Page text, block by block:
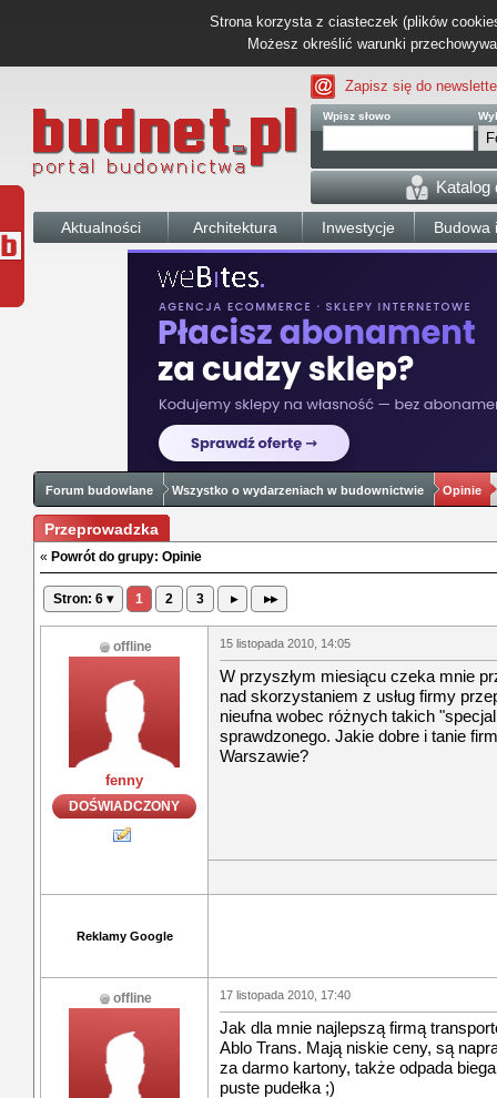
Strona korzysta z ciasteczek (plików
Możesz określić warunki
Zapisz się do
Wpisz słowo
Katalog
Aktualności Architektura Inwestycje Budowa
Forum budowlane Wszystko o wydarzeniach w budownictwie Opinie
Przeprowadzka
« Powrót do grupy: Opinie
Stron: 6 ▾ 1 2 3 ▸ ▸▸
offline
fenny
DOŚWIADCZONY
15 listopada 2010, 14:05
W przyszłym miesiącu czeka mnie
nad skorzystaniem z usług firmy
nieufna wobec różnych takich
sprawdzonego. Jakie dobre i tanie
Warszawie?
Reklamy Google
offline 17 listopada 2010, 17:40
Jak dla mnie najlepszą firmą
Ablo Trans. Mają niskie ceny, są
za darmo kartony, także odpada
puste pudełka ;)